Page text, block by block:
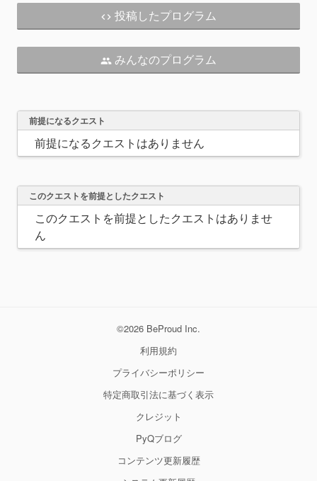
code 投稿したプログラム
people みんなのプログラム
前提になるクエスト
前提になるクエストはありません
このクエストを前提としたクエスト
このクエストを前提としたクエストはありませ
ん
©2026 BeProud Inc.
利用規約
プライバシーポリシー
特定商取引法に基づく表示
クレジット
PyQブログ
コンテンツ更新履歴